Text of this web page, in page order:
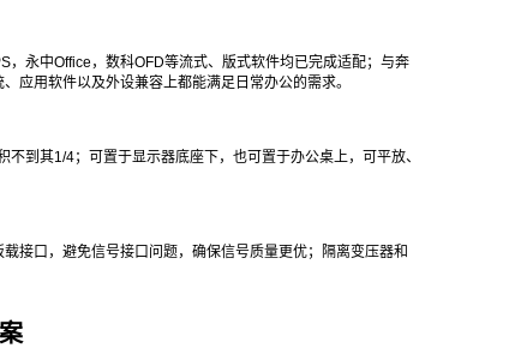
永中Office，数科OFD等流式、版式软件均已完成适配；与奔
应用软件以及外设兼容上都能满足日常办公的需求。
到其1/4；可置于显示器底座下，也可置于办公桌上，可平放、
接口，避免信号接口问题，确保信号质量更优；隔离变压器和